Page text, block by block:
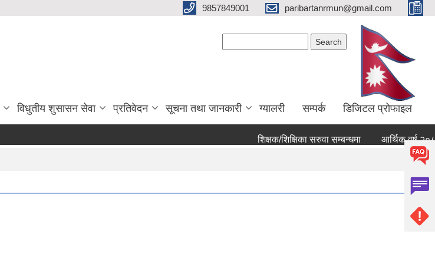
9857849001 paribartanrmun@gmail.com
विधुतीय शुसासन सेवा प्रतिवेदन सूचना तथा जानकारी ग्यालरी सम्पर्क डिजिटल प्रोफाइल
शिक्षक/शिक्षिका सरुवा सम्बन्धमा आर्थिक वर्ष २०८२ ८३